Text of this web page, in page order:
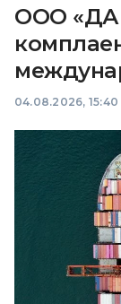
ООО
04.08.2026, 15:40